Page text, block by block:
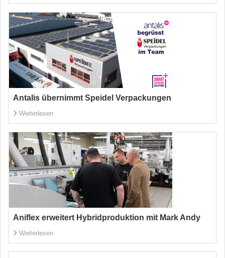
Antalis übernimmt Speidel Verpackungen
Weiterlesen
Aniflex erweitert Hybridproduktion mit Mark Andy
Weiterlesen